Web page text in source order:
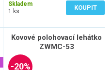
Skladem
1 ks
KOUPIT
Kovové polohovací lehátko
ZWMC-53
-20%